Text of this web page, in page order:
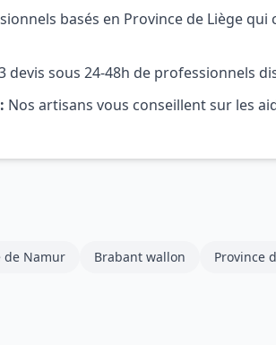
basés en Province de Liège
devis sous 24-48h de professionnels
Nos artisans vous conseillent sur les
de Namur Brabant wallon
Province